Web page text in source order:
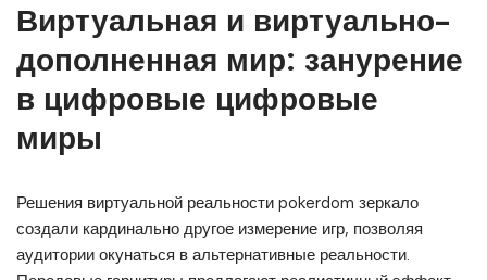
Виртуальная и виртуально-
дополненная мир: занурение
в цифровые цифровые
миры
Решения виртуальной реальности pokerdom зеркало
создали кардинально другое измерение игр, позволяя
аудитории окунаться в альтернативные реальности.